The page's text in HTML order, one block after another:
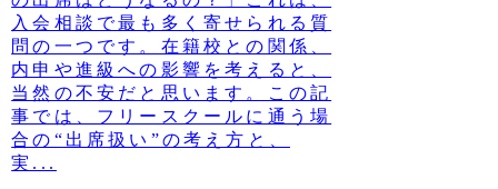
入会相談で最も多く寄せられる質
問の一つです。在籍校との関係、
内申や進級への影響を考えると、
当然の不安だと思います。この記
事では、フリースクールに通う場
合の“出席扱い”の考え方と、
実...